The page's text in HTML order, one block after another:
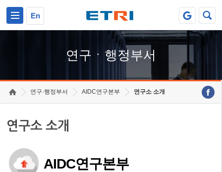
En
연구ㆍ행정부서
연구·행정부서 AIDC연구본부 연구소 소개
연구소 소개
AIDC연구본부